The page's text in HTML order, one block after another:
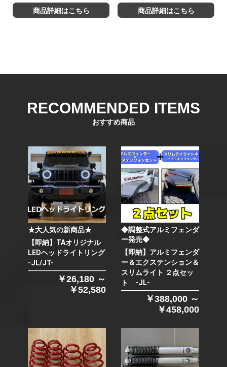
商品詳細はこちら 商品詳細はこちら
RECOMMENDED ITEMS
おすすめ商品
★大人気の新商品★
【即納】TAオリジナル
LEDヘッドライトリング
-JL/JT-
￥26,180 ～
￥52,580
◆調整式アルミフェンダ
ー発売◆
【即納】アルミフェンダ
ー＆エクステンション＆
スリムライト ２点セッ
ト -JL-
￥388,000 ～
￥458,000